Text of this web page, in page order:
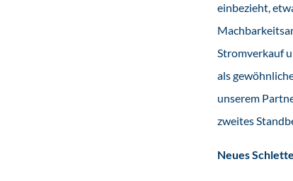
einbezieht,
Stromverkauf
als
unserem
zweites
Neues